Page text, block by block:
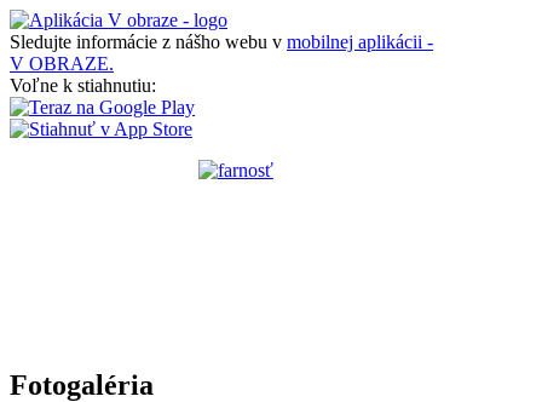
Sledujte informácie z nášho webu v mobilnej aplikácii -
V OBRAZE.
Voľne k stiahnutiu:
Fotogaléria